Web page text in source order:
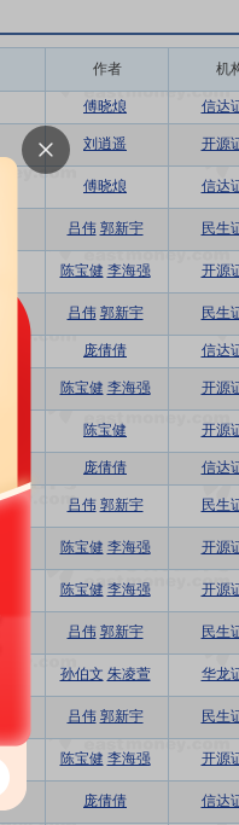
作者 机
傅晓烺 信达
刘逍遥 开源
傅晓烺 信达
吕伟 郭新宇 民生
陈宝健 李海强 开源
吕伟 郭新宇 民生
庞倩倩 信达
陈宝健 李海强 开源
陈宝健 开源
庞倩倩 信达
吕伟 郭新宇 民生
陈宝健 李海强 开源
陈宝健 李海强 开源
吕伟 郭新宇 民生
孙伯文 朱凌萱 华龙
吕伟 郭新宇 民生
陈宝健 李海强 开源
庞倩倩 信达